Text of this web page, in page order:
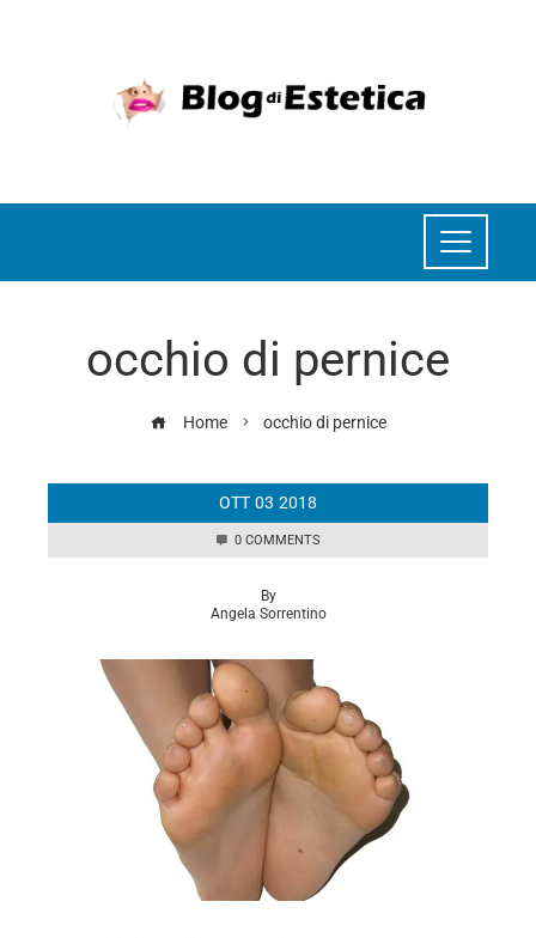
occhio di pernice
Home occhio di pernice
OTT 03 2018
0 COMMENTS
By
Angela Sorrentino